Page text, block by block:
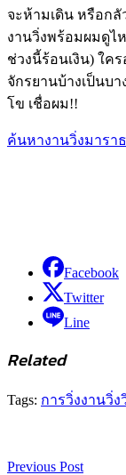
จะห้ามเดิน หรือกลั
งานวิ่งพร้อมผมดูไ
ช่วงนี้ร้อนเงิน) ใคร
จักรยานบ้างเป็นบา
โข เชื่อผม!!
ค้นหางานวิ่งมาร
Facebook
Twitter
Line
Related
Tags: การวิ่งงานวิ่ง
Previous Post